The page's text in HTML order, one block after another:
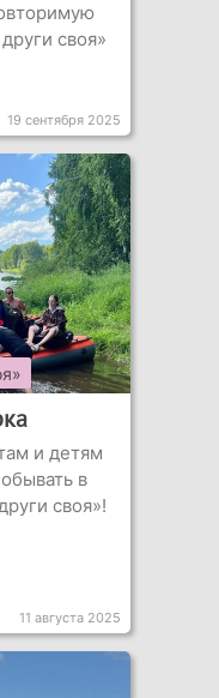
своя»
19 сентября 2025
и детям
в
своя»!
11 августа 2025